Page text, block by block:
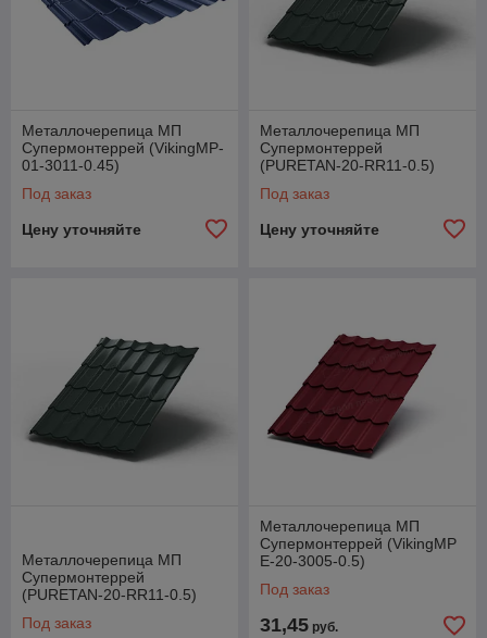
Металлочерепица МП
Супермонтеррей (VikingMP-
01-3011-0.45)
Под заказ
Цену уточняйте
Металлочерепица МП
Супермонтеррей
(PURETAN-20-RR11-0.5)
Под заказ
Цену уточняйте
Металлочерепица МП
Супермонтеррей
(PURETAN-20-RR11-0.5)
Под заказ
Металлочерепица МП
Супермонтеррей (VikingMP
E-20-3005-0.5)
Под заказ
31,45 руб.